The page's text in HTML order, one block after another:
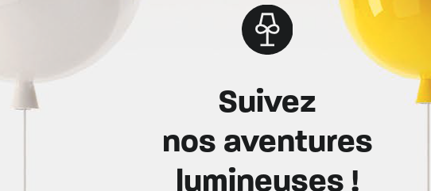
Suivez
nos aventures
lumineuses !